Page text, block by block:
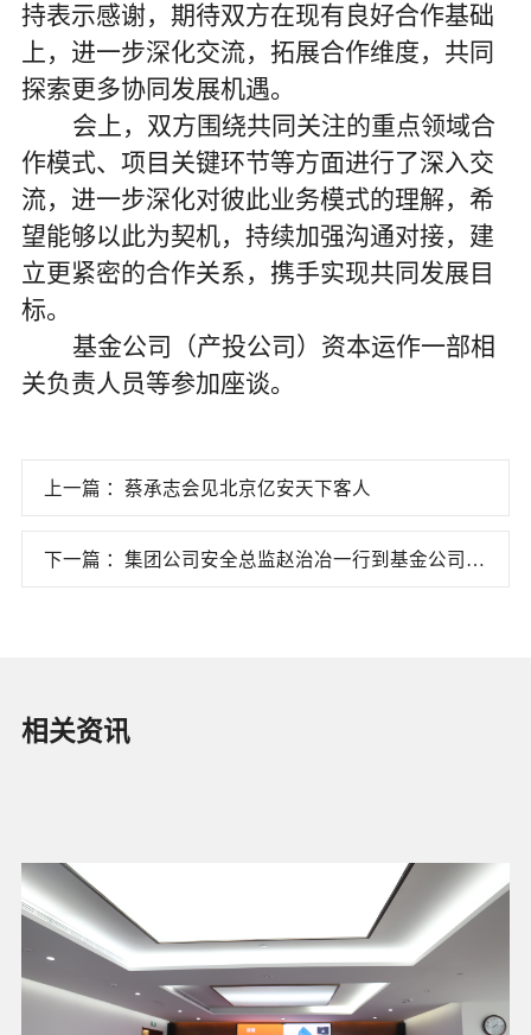
持表示感谢，期待双方在现有良好合作基础
上，进一步深化交流，拓展合作维度，共同
探索更多协同发展机遇。
会上，双方围绕共同关注的重点领域合
作模式、项目关键环节等方面进行了深入交
流，进一步深化对彼此业务模式的理解，希
望能够以此为契机， 持续加强沟通对接，建
立更紧密的合作关系，携手实现共同发展目
标。
基金公司
（产投公司）资本运作一部相
关负责人员等参加座谈。
上一篇 ：蔡承志会见北京亿安天下客人
下一篇 ：集团公司安全总监赵治冶一行到基金公司
相关资讯